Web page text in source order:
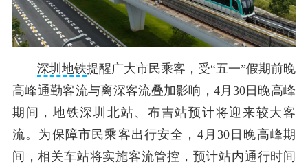
深圳地铁提醒广大市民乘客，受“五一”假期前晚
高峰通勤客流与离深客流叠加影响，4月30日晚高峰
期间，地铁深圳北站、布吉站预计将迎来较大客
流。为保障市民乘客出行安全，4月30日晚高峰期
间，相关车站将实施客流管控，预计站内通行时间